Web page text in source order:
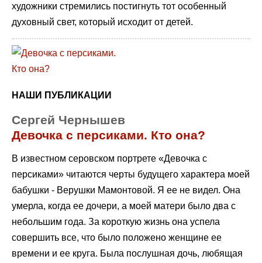
художники стремились постигнуть тот особенный
духовный свет, который исходит от детей.
НАШИ ПУБЛИКАЦИИ
Сергей Чернышев
Девочка с персиками. Кто она?
В известном серовском портрете «Девочка с
персиками» читаются черты будущего характера моей
бабушки - Верушки Мамонтовой. Я ее не видел. Она
умерла, когда ее дочери, а моей матери было два с
небольшим года. За короткую жизнь она успела
совершить все, что было положено женщине ее
времени и ее круга. Была послушная дочь, любящая